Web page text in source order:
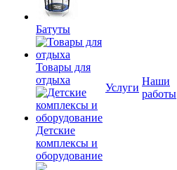
Батуты
Товары для
отдыха
Детские
комплексы и
оборудование
Услуги
Наши
работы